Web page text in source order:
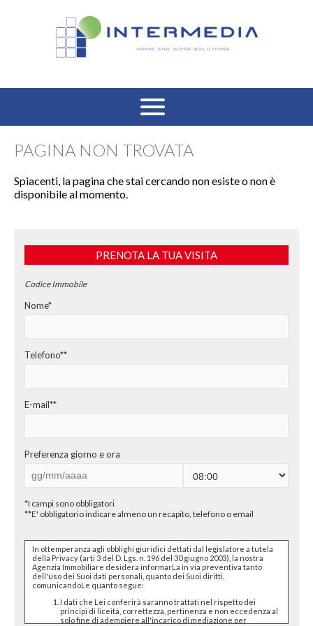
HOME
VENDITA RESIDENZIALE
VENDITA COMMERCIALE
AFFITTO COMMERCIALE
CONTATTI
PAGINA NON TROVATA
Spiacenti, la pagina che stai cercando non esiste o non è
disponibile al momento.
PRENOTA LA TUA VISITA
Codice Immobile
Nome*
Telefono**
E-mail**
Preferenza giorno e ora
*I campi sono obbligatori
**E' obbligatorio indicare almeno un recapito, telefono o email
In ottemperanza agli obblighi giuridici dettati dal legislatore a tutela
della Privacy (arti 3 del D. Lgs. n. 196 del 30 giugno 2003), la nostra
Agenzia Immobiliare desidera informarLa in via preventiva tanto
dell'uso dei Suoi dati personali, quanto dei Suoi diritti,
comunicandoLe quanto segue:
I dati che Lei conferirà saranno trattati nel rispetto dei
principi di liceità, correttezza, pertinenza e non eccedenza al
solo fine di adempiere all'incarico di mediazione per